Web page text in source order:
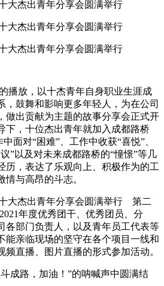
播放，以十杰青年自身职业生涯成
，鼓舞和影响更多年轻人，为在公司
做出贡献为主题的故事分享会正式开
下，十位杰出青年就加入成都路桥
面对“困难”、工作中收获“喜悦”、
”以及对未来成都路桥的“憧憬”等几
历， 表达了乐观向上、积极作为的工
与高昂的斗志。
第二
年度优秀团干、优秀团员、分
各部门负责人，以及青年员工代表等
能亲临现场的坚守在各个项目一线和
直播、图片直播的形式参加活动。
成路，加油！”的呐喊声中圆满结